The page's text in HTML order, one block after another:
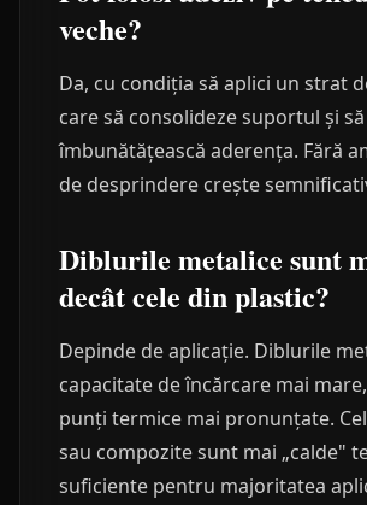
veche?
Da, cu condiția să aplici un strat
care să consolideze suportul și să
îmbunătățească aderența. Fără
de desprindere crește
Diblurile metalice sunt
decât cele din plastic?
Depinde de aplicație. Diblurile
capacitate de încărcare mai
punți termice mai pronunțate.
sau compozite sunt mai „calde"
suficiente pentru majoritatea